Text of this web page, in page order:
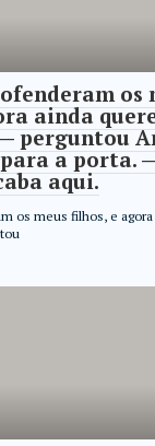
os
ainda
perguntou
a porta.
aqui.
os meus filhos, e